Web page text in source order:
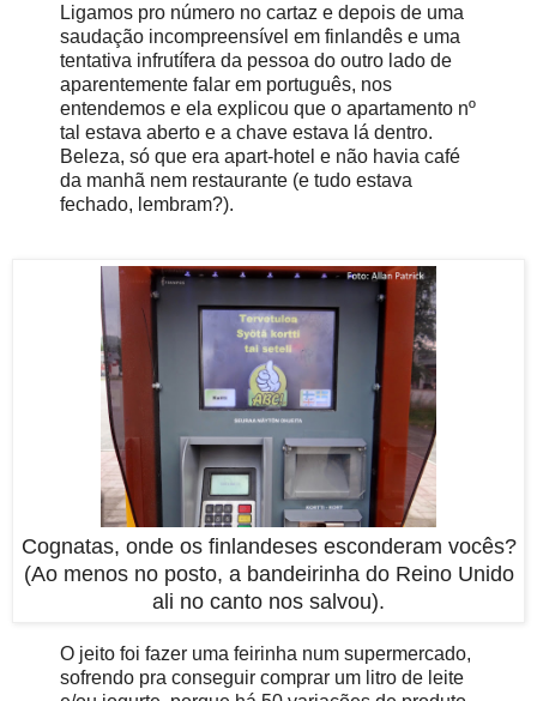
Ligamos pro número no cartaz e depois de uma
saudação incompreensível em finlandês e uma
tentativa infrutífera da pessoa do outro lado de
aparentemente falar em português, nos
entendemos e ela explicou que o apartamento nº
tal estava aberto e a chave estava lá dentro.
Beleza, só que era apart-hotel e não havia café
da manhã nem restaurante (e tudo estava
fechado, lembram?).
Cognatas, onde os finlandeses esconderam vocês?
(Ao menos no posto, a bandeirinha do Reino Unido
ali no canto nos salvou).
O jeito foi fazer uma feirinha num supermercado,
sofrendo pra conseguir comprar um litro de leite